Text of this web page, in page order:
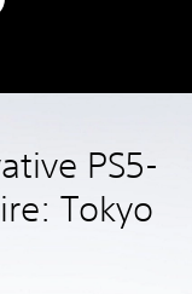
PS5-
Tokyo